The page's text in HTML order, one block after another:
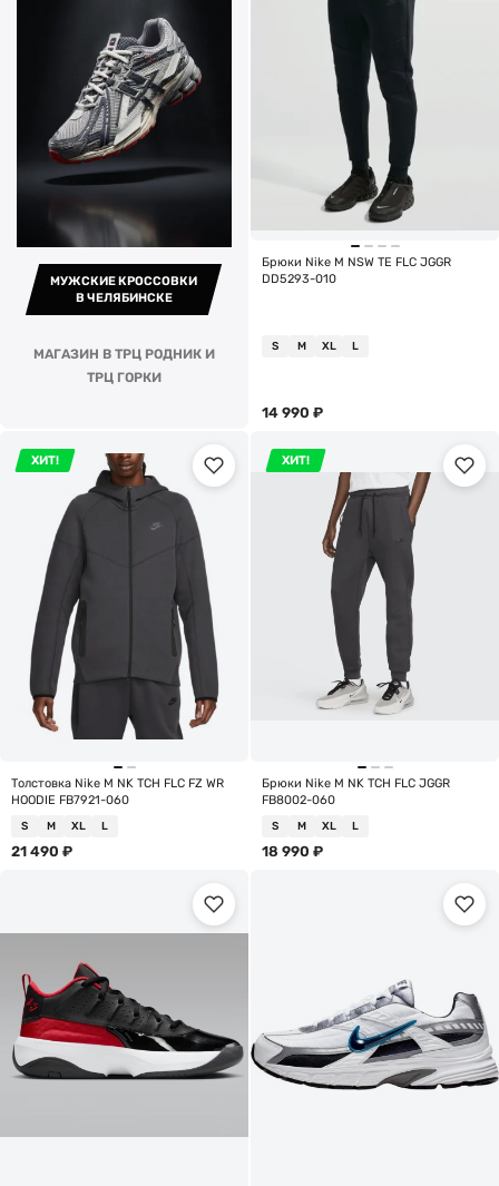
МУЖСКИЕ КРОССОВКИ
В ЧЕЛЯБИНСКЕ
МАГАЗИН В ТРЦ РОДНИК И
ТРЦ ГОРКИ
Брюки Nike M NSW TE FLC JGGR
DD5293-010
S M XL L
14 990 ₽
ХИТ!
Толстовка Nike M NK TCH FLC FZ WR
HOODIE FB7921-060
S M XL L
21 490 ₽
ХИТ!
Брюки Nike M NK TCH FLC JGGR
FB8002-060
S M XL L
18 990 ₽